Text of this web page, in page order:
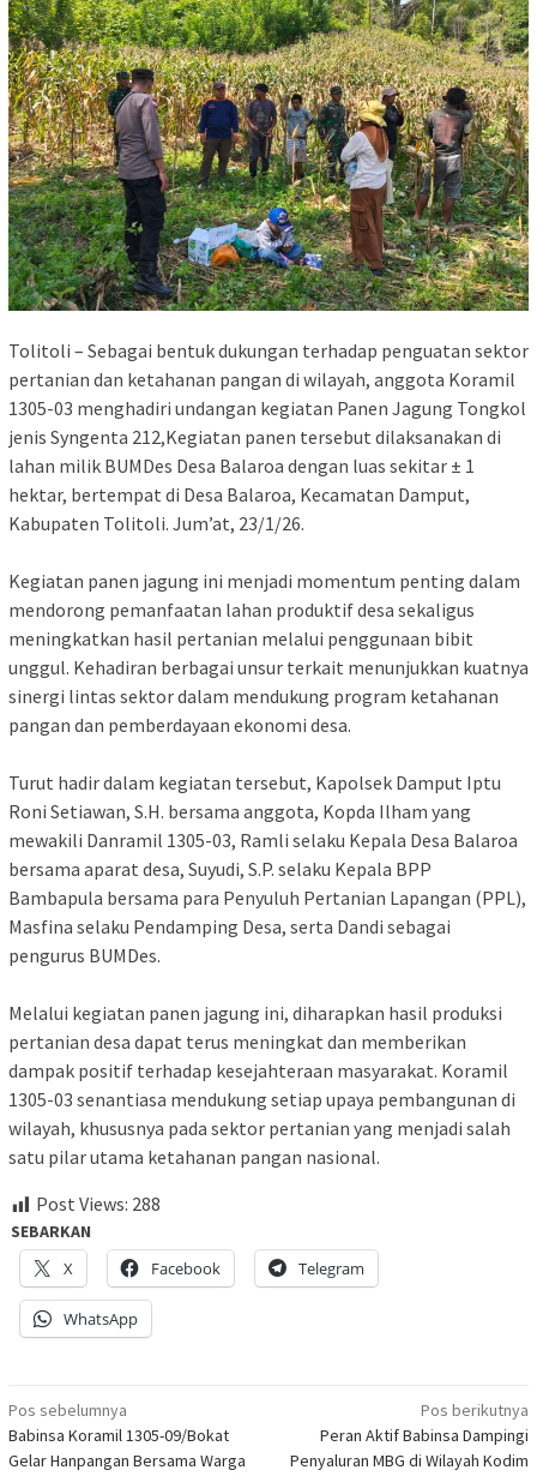
Tolitoli – Sebagai bentuk dukungan terhadap penguatan sektor
pertanian dan ketahanan pangan di wilayah, anggota Koramil
1305-03 menghadiri undangan kegiatan Panen Jagung Tongkol
jenis Syngenta 212,Kegiatan panen tersebut dilaksanakan di
lahan milik BUMDes Desa Balaroa dengan luas sekitar ± 1
hektar, bertempat di Desa Balaroa, Kecamatan Damput,
Kabupaten Tolitoli. Jum’at, 23/1/26.
Kegiatan panen jagung ini menjadi momentum penting dalam
mendorong pemanfaatan lahan produktif desa sekaligus
meningkatkan hasil pertanian melalui penggunaan bibit
unggul. Kehadiran berbagai unsur terkait menunjukkan kuatnya
sinergi lintas sektor dalam mendukung program ketahanan
pangan dan pemberdayaan ekonomi desa.
Turut hadir dalam kegiatan tersebut, Kapolsek Damput Iptu
Roni Setiawan, S.H. bersama anggota, Kopda Ilham yang
mewakili Danramil 1305-03, Ramli selaku Kepala Desa Balaroa
bersama aparat desa, Suyudi, S.P. selaku Kepala BPP
Bambapula bersama para Penyuluh Pertanian Lapangan (PPL),
Masfina selaku Pendamping Desa, serta Dandi sebagai
pengurus BUMDes.
Melalui kegiatan panen jagung ini, diharapkan hasil produksi
pertanian desa dapat terus meningkat dan memberikan
dampak positif terhadap kesejahteraan masyarakat. Koramil
1305-03 senantiasa mendukung setiap upaya pembangunan di
wilayah, khususnya pada sektor pertanian yang menjadi salah
satu pilar utama ketahanan pangan nasional.
Post Views: 288
SEBARKAN
X
Facebook Telegram
WhatsApp
Navigasi
pos
Pos sebelumnya
Babinsa Koramil 1305-09/Bokat
Gelar Hanpangan Bersama Warga
Pos berikutnya
Peran Aktif Babinsa Dampingi
Penyaluran MBG di Wilayah Kodim